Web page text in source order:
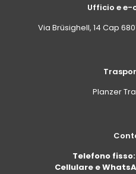
Ufficio e e-
Via Brüsighell, 14 Cap
Planzer
Telefono fisso:
Cellulare e